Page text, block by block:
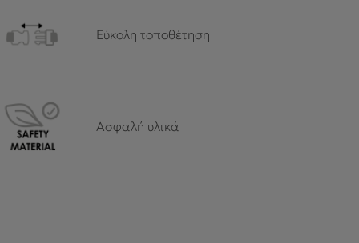
Εύκολη τοποθέτηση
Ασφαλή υλικά